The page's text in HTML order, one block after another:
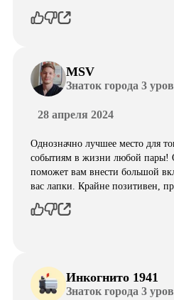
MSV
Знаток города 3
28 апреля 2024
Однозначно лучшее место для
событиям в жизни любой пары!
поможет вам внести большой
вас лапки. Крайне позитивен,
Инкогнито 1941
Знаток города 3